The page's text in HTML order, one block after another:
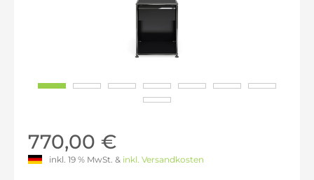
770,00 €
inkl. 19 % MwSt. & inkl. Versandkosten